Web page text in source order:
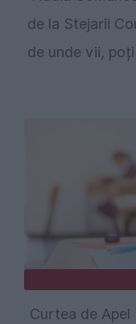
de la Stejarii
de unde vii,
Curtea de